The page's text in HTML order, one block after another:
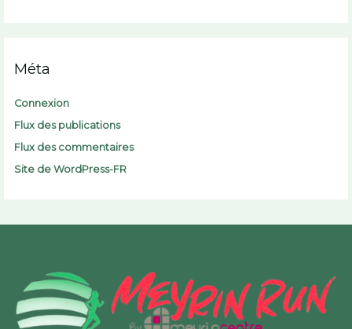
Méta
Connexion
Flux des publications
Flux des commentaires
Site de WordPress-FR